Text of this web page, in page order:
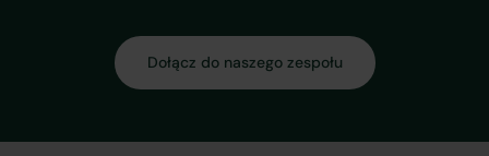
Dołącz do naszego zespołu